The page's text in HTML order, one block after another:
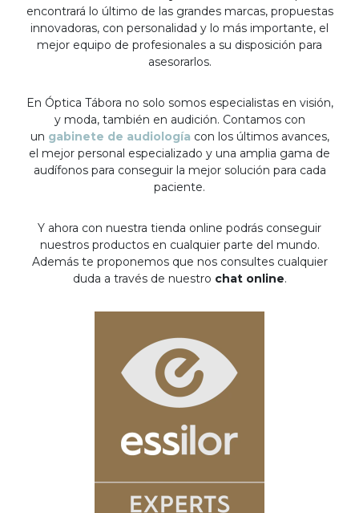
encontrará lo último de las grandes marcas, propuestas
innovadoras, con personalidad y lo más importante, el
mejor equipo de profesionales a su disposición para
asesorarlos.
En Óptica Tábora no solo somos especialistas en visión,
y moda, también en audición. Contamos con
un gabinete de audiología con los últimos avances,
el mejor personal especializado y una amplia gama de
audífonos para conseguir la mejor solución para cada
paciente.
Y ahora con nuestra tienda online podrás conseguir
nuestros productos en cualquier parte del mundo.
Además te proponemos que nos consultes cualquier
duda a través de nuestro chat online.